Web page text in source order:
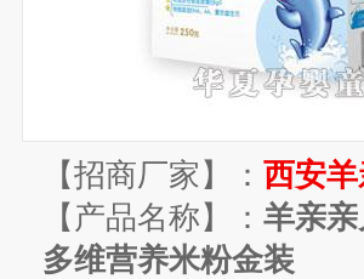
【招商厂家】： 西安
【产品名称】： 羊亲
多维营养米粉金装